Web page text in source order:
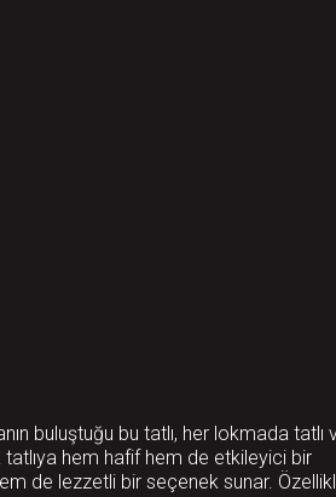
buluştuğu bu tatlı, her lokmada tatlı
tatlıya hem hafif hem de etkileyici bir
de lezzetli bir seçenek sunar.